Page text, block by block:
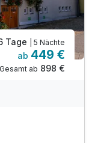
Tage | 5 Nächte
ab 449 €
Gesamt ab 898 €